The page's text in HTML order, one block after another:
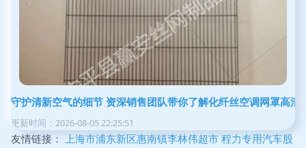
守护清新空气的细节 资深销售团队带你了解化纤丝空调网罩高清
更新时间：2026-08-05 22:25:51
友情链接： 上海市浦东新区惠南镇李林伟超市 程力专用汽车股